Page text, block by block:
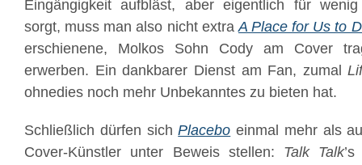
Eingängigkeit aufbläst, aber eigentlich für
sorgt, muss man also nicht extraA Place for Us to
erschienene, Molkos Sohn Cody am Cover
erwerben. Ein dankbarer Dienst am Fan, zumal
ohnedies noch mehr Unbekanntes zu bieten hat.
Schließlich dürfen sichPlacebo einmal mehr als
Cover-Künstler unter Beweis stellen: Talk Talk